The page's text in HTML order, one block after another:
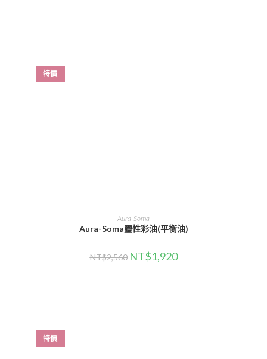
特價
選擇規格
Aura-Soma
Aura-Soma靈性彩油(平衡油)
NT$2,560 NT$1,920
特價